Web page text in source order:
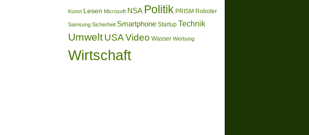
Kunst Lesen Microsoft NSA Politik PRISM Roboter
Samsung Sicherheit Smartphone Startup Technik
UmweltUSAVideo Wasser Werbung
Wirtschaft